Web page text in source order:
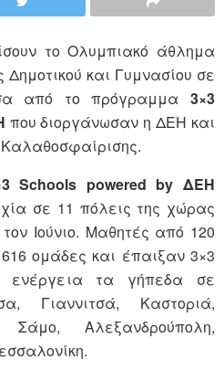
το Ολυμπιακό άθλημα
και Γυμνασίου σε
από το πρόγραμμα 3×3
που διοργάνωσαν η ΔΕΗ και
Schools powered by ΔΕΗ
σε 11 πόλεις της χώρας
Ιούνιο. Μαθητές από 120
ομάδες και έπαιξαν 3×3
ενέργεια τα γήπεδα σε
Γιαννιτσά, Καστοριά,
Αλεξανδρούπολη,